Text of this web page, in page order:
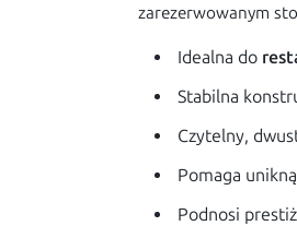
zarezerwowanym
Idealna do
Stabilna
Czytelny,
Pomaga
Podnosi